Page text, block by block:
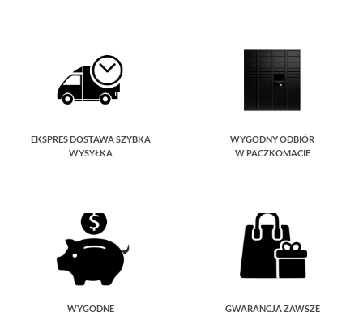
EKSPRES DOSTAWA SZYBKA
WYSYŁKA
WYGODNY ODBIÓR
W PACZKOMACIE
WYGODNE
GWARANCJA ZAWSZE